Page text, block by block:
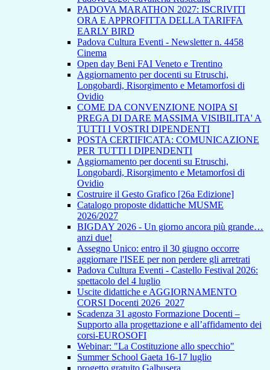
PADOVA MARATHON 2027: ISCRIVITI
ORA E APPROFITTA DELLA TARIFFA
EARLY BIRD
Padova Cultura Eventi - Newsletter n. 4458
Cinema
Open day Beni FAI Veneto e Trentino
Aggiornamento per docenti su Etruschi,
Longobardi, Risorgimento e Metamorfosi di
Ovidio
COME DA CONVENZIONE NOIPA SI
PREGA DI DARE MASSIMA VISIBILITA' A
TUTTI I VOSTRI DIPENDENTI
POSTA CERTIFICATA: COMUNICAZIONE
PER TUTTI I DIPENDENTI
Aggiornamento per docenti su Etruschi,
Longobardi, Risorgimento e Metamorfosi di
Ovidio
Costruire il Gesto Grafico [26a Edizione]
Catalogo proposte didattiche MUSME
2026/2027
BIGDAY 2026 - Un giorno ancora più grande…
anzi due!
Assegno Unico: entro il 30 giugno occorre
aggiornare l'ISEE per non perdere gli arretrati
Padova Cultura Eventi - Castello Festival 2026:
spettacolo del 4 luglio
Uscite didattiche e AGGIORNAMENTO
CORSI Docenti 2026_2027
Scadenza 31 agosto Formazione Docenti –
Supporto alla progettazione e all’affidamento dei
corsi-EUROSOFI
Webinar: "La Costituzione allo specchio"
Summer School Gaeta 16-17 luglio